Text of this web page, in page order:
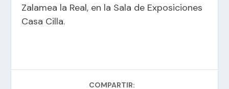
Zalamea la Real, en la Sala de Exposiciones
Casa Cilla.
COMPARTIR: